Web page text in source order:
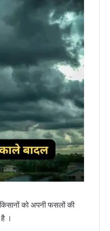
किसानों को अपनी फसलों की
।